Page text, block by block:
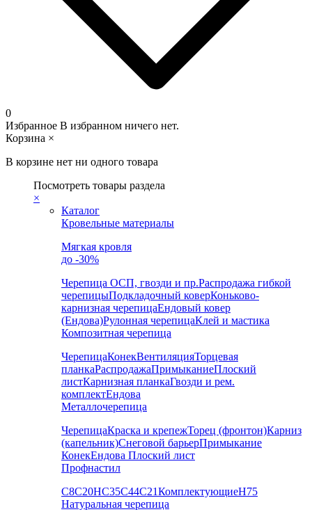
0
Избранное В избранном ничего нет.
Корзина ×
В корзине нет ни одного товара
Посмотреть товары раздела
×
Каталог
Кровельные материалы
Мягкая кровля
до -30%
Черепица ОСП, гвозди и пр.Распродажа гибкой
черепицыПодкладочный коверКоньково-
карнизная черепицаЕндовый ковер
(Ендова)Рулонная черепицаКлей и мастика
Композитная черепица
ЧерепицаКонекВентиляцияТорцевая
планкаРаспродажаПримыканиеПлоский
листКарнизная планкаГвозди и рем.
комплектЕндова
Металлочерепица
ЧерепицаКраска и крепежТорец (фронтон)Карниз
(капельник)Снеговой барьерПримыкание
КонекЕндова Плоский лист
Профнастил
С8С20НС35С44С21КомплектующиеН75
Натуральная черепица